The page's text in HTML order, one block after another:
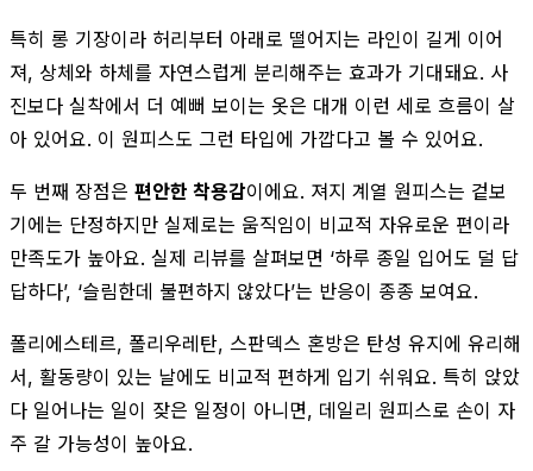
특히 롱 기장이라 허리부터 아래로 떨어지는 라인이 길게 이어
져, 상체와 하체를 자연스럽게 분리해주는 효과가 기대돼요. 사
진보다 실착에서 더 예뻐 보이는 옷은 대개 이런 세로 흐름이 살
아 있어요. 이 원피스도 그런 타입에 가깝다고 볼 수 있어요.
두 번째 장점은 편안한 착용감이에요. 져지 계열 원피스는 겉보
기에는 단정하지만 실제로는 움직임이 비교적 자유로운 편이라
만족도가 높아요. 실제 리뷰를 살펴보면 ‘하루 종일 입어도 덜 답
답하다’, ‘슬림한데 불편하지 않았다’는 반응이 종종 보여요.
폴리에스테르, 폴리우레탄, 스판덱스 혼방은 탄성 유지에 유리해
서, 활동량이 있는 날에도 비교적 편하게 입기 쉬워요. 특히 앉았
다 일어나는 일이 잦은 일정이 아니면, 데일리 원피스로 손이 자
주 갈 가능성이 높아요.